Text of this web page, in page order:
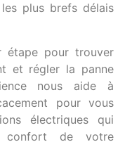
plus brefs délais
étape pour trouver
et régler la panne
nous aide à
pour vous
électriques qui
confort de votre